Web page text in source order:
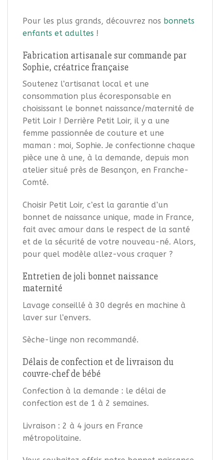
Pour les plus grands, découvrez nos bonnets
enfants et adultes !
Fabrication artisanale sur commande par
Sophie, créatrice française
Soutenez l’artisanat local et une
consommation plus écoresponsable en
choisissant le bonnet naissance/maternité de
Petit Loir ! Derrière Petit Loir, il y a une
femme passionnée de couture et une
maman : moi, Sophie. Je confectionne chaque
pièce une à une, à la demande, depuis mon
atelier situé près de Besançon, en Franche-
Comté.
Choisir Petit Loir, c’est la garantie d’un
bonnet de naissance unique, made in France,
fait avec amour dans le respect de la santé
et de la sécurité de votre nouveau-né. Alors,
pour quel modèle allez-vous craquer ?
Entretien de joli bonnet naissance
maternité
Lavage conseillé à 30 degrés en machine à
laver sur l’envers.
Sèche-linge non recommandé.
Délais de confection et de livraison du
couvre-chef de bébé
Confection à la demande : le délai de
confection est de 1 à 2 semaines.
Livraison : 2 à 4 jours en France
métropolitaine.